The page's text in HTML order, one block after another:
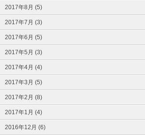
2017年8月 (5)
2017年7月 (3)
2017年6月 (5)
2017年5月 (3)
2017年4月 (4)
2017年3月 (5)
2017年2月 (8)
2017年1月 (4)
2016年12月 (6)